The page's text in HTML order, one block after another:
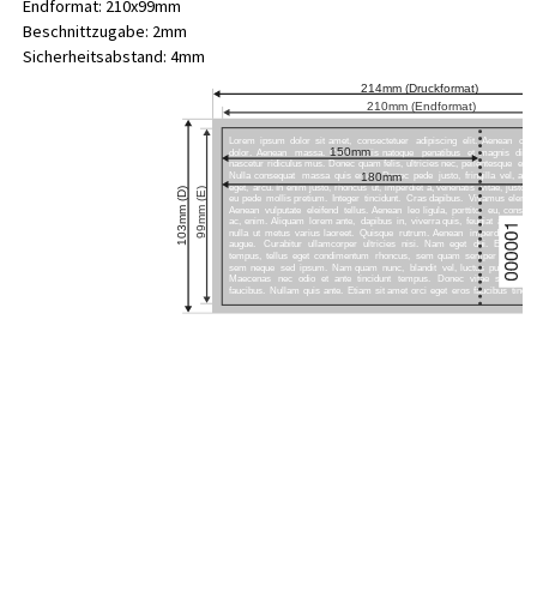
Endformat: 210x99mm
Beschnittzugabe: 2mm
Sicherheitsabstand: 4mm